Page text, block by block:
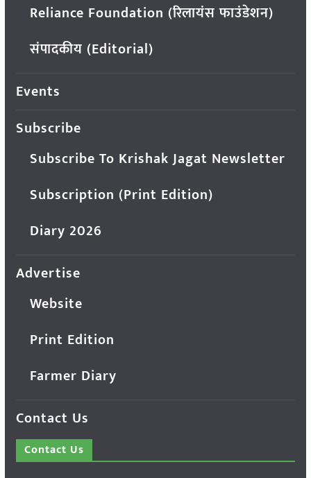
Reliance Foundation (रिलायंस फाउंडेशन)
संपादकीय (Editorial)
Events
Subscribe
Subscribe To Krishak Jagat Newsletter
Subscription (Print Edition)
Diary 2026
Advertise
Website
Print Edition
Farmer Diary
Contact Us
Contact Us